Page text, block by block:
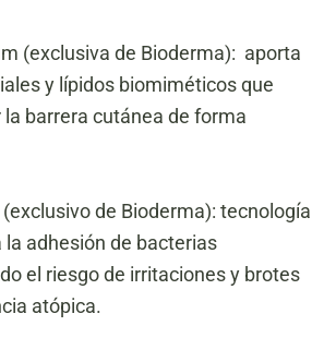
(exclusiva de Bioderma): aporta
y lípidos biomiméticos que
barrera cutánea de forma
de Bioderma): tecnología
adhesión de bacterias
el riesgo de irritaciones y brotes
atópica.